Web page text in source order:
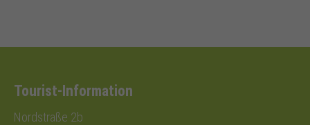
Tourist-Information
Nordstraße 2b